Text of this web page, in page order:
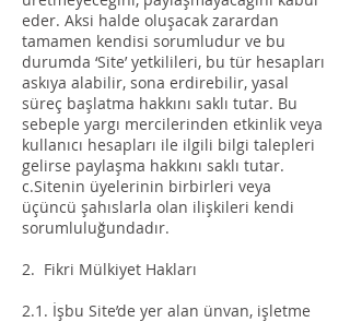
eder. Aksi halde oluşacak zarardan
tamamen kendisi sorumludur ve bu
durumda ‘Site’ yetkilileri, bu tür hesapları
askıya alabilir, sona erdirebilir, yasal
süreç başlatma hakkını saklı tutar. Bu
sebeple yargı mercilerinden etkinlik veya
kullanıcı hesapları ile ilgili bilgi talepleri
gelirse paylaşma hakkını saklı tutar.
c.Sitenin üyelerinin birbirleri veya
üçüncü şahıslarla olan ilişkileri kendi
sorumluluğundadır.
2. Fikri Mülkiyet Hakları
2.1. İşbu Site’de yer alan ünvan, işletme